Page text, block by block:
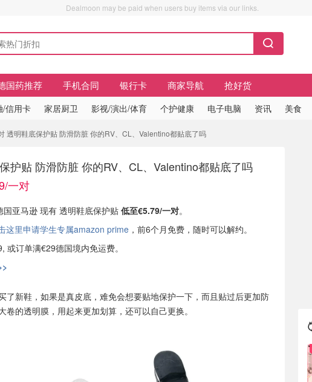
Dealmoon may be paid when users buy items via our links.
国药推荐 手机合同 银行卡 商家导航 抢好货
/信用卡 家居厨卫 影视/演出/体育 个护健康 电子电脑 资讯 美食
透明鞋底保护贴 防滑防脏 你的RV、CL、Valentino都贴底了吗
护贴 防滑防脏 你的RV、CL、Valentino都贴底了吗
一对
国亚马逊 现有 透明鞋底保护贴 低至€5.79/一对。
这里申请学生专属amazon prime ，前6个月免费，随时可以解约。
或订单满€29德国境内免运费。
了新鞋，如果是真皮底，难免会想要贴地保护一下，而且贴过后更加防
卷的透明膜，用起来更加划算，还可以自己更换。